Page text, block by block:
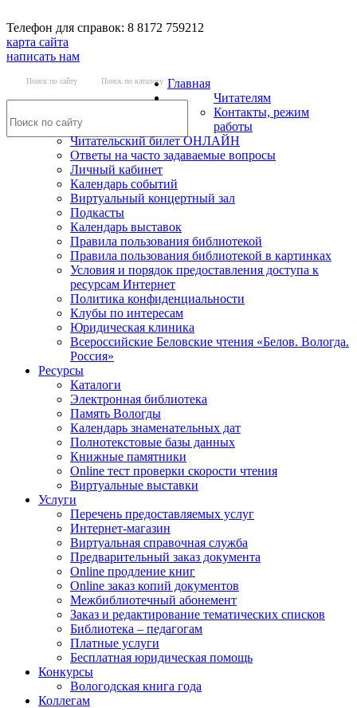
Телефон для справок: 8 8172 759212
карта сайта
написать нам
Поиск по сайту Поиск по каталогу Главная
Читателям
Контакты, режим
работы
Читательский билет ОНЛАЙН
Ответы на часто задаваемые вопросы
Личный кабинет
Календарь событий
Виртуальный концертный зал
Подкасты
Календарь выставок
Правила пользования библиотекой
Правила пользования библиотекой в картинках
Условия и порядок предоставления доступа к
ресурсам Интернет
Политика конфиденциальности
Клубы по интересам
Юридическая клиника
Всероссийские Беловские чтения «Белов. Вологда.
Россия»
Ресурсы
Каталоги
Электронная библиотека
Память Вологды
Календарь знаменательных дат
Полнотекстовые базы данных
Книжные памятники
Online тест проверки скорости чтения
Виртуальные выставки
Услуги
Перечень предоставляемых услуг
Интернет-магазин
Виртуальная справочная служба
Предварительный заказ документа
Online продление книг
Online заказ копий документов
Межбиблиотечный абонемент
Заказ и редактирование тематических списков
Библиотека – педагогам
Платные услуги
Бесплатная юридическая помощь
Конкурсы
Вологодская книга года
Коллегам